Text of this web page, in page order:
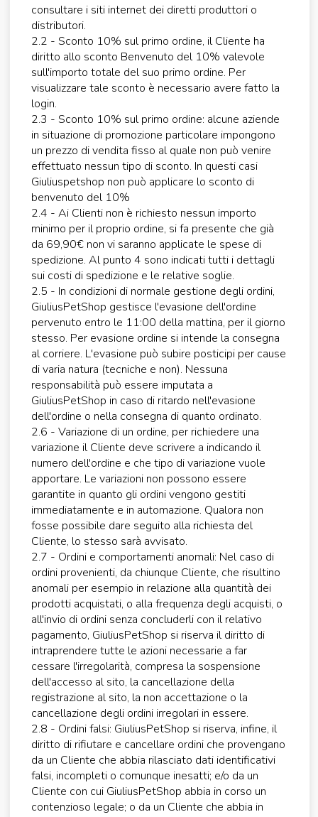
consultare i siti internet dei diretti produttori o
distributori.
2.2 - Sconto 10% sul primo ordine, il Cliente ha
diritto allo sconto Benvenuto del 10% valevole
sull'importo totale del suo primo ordine. Per
visualizzare tale sconto è necessario avere fatto la
login.
2.3 - Sconto 10% sul primo ordine: alcune aziende
in situazione di promozione particolare impongono
un prezzo di vendita fisso al quale non può venire
effettuato nessun tipo di sconto. In questi casi
Giuliuspetshop non può applicare lo sconto di
benvenuto del 10%
2.4 - Ai Clienti non è richiesto nessun importo
minimo per il proprio ordine, si fa presente che già
da 69,90€ non vi saranno applicate le spese di
spedizione. Al punto 4 sono indicati tutti i dettagli
sui costi di spedizione e le relative soglie.
2.5 - In condizioni di normale gestione degli ordini,
GiuliusPetShop gestisce l'evasione dell'ordine
pervenuto entro le 11:00 della mattina, per il giorno
stesso. Per evasione ordine si intende la consegna
al corriere. L'evasione può subire posticipi per cause
di varia natura (tecniche e non). Nessuna
responsabilità può essere imputata a
GiuliusPetShop in caso di ritardo nell'evasione
dell'ordine o nella consegna di quanto ordinato.
2.6 - Variazione di un ordine, per richiedere una
variazione il Cliente deve scrivere a indicando il
numero dell'ordine e che tipo di variazione vuole
apportare. Le variazioni non possono essere
garantite in quanto gli ordini vengono gestiti
immediatamente e in automazione. Qualora non
fosse possibile dare seguito alla richiesta del
Cliente, lo stesso sarà avvisato.
2.7 - Ordini e comportamenti anomali: Nel caso di
ordini provenienti, da chiunque Cliente, che risultino
anomali per esempio in relazione alla quantità dei
prodotti acquistati, o alla frequenza degli acquisti, o
all'invio di ordini senza concluderli con il relativo
pagamento, GiuliusPetShop si riserva il diritto di
intraprendere tutte le azioni necessarie a far
cessare l'irregolarità, compresa la sospensione
dell'accesso al sito, la cancellazione della
registrazione al sito, la non accettazione o la
cancellazione degli ordini irregolari in essere.
2.8 - Ordini falsi: GiuliusPetShop si riserva, infine, il
diritto di rifiutare e cancellare ordini che provengano
da un Cliente che abbia rilasciato dati identificativi
falsi, incompleti o comunque inesatti; e/o da un
Cliente con cui GiuliusPetShop abbia in corso un
contenzioso legale; o da un Cliente che abbia in